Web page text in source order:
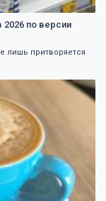
по версии
лишь притворяется